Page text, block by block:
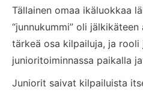
Tällainen omaa ikäluokkaa
“junnukummi” oli
tärkeä osa kilpailuja, ja rooli
junioritoiminnassa paikalla
Juniorit saivat kilpailuista